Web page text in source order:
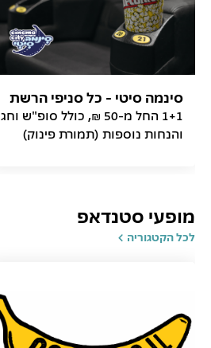
סינמה סיטי - כל סניפי הרשת
1+1 החל מ-50 ₪, כולל סופ"ש וחג
והנחות נוספות (תמורת פינוק)
מופעי סטנדאפ
לכל הקטגוריה